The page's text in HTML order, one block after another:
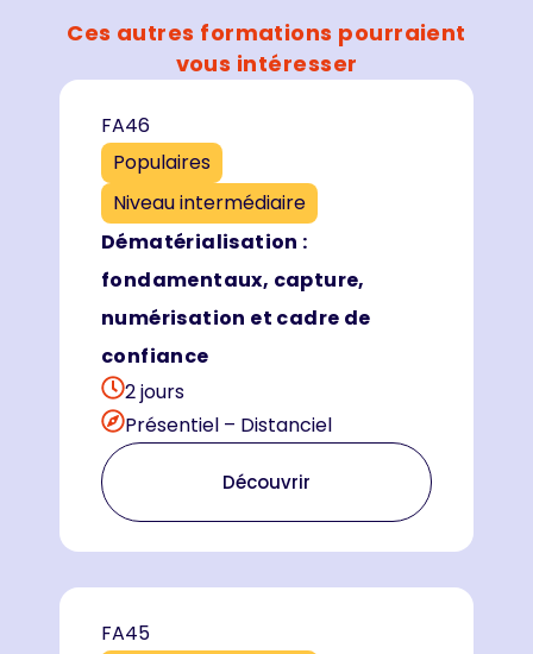
Ces autres formations pourraient
vous intéresser
FA46
Populaires
Niveau intermédiaire
Dématérialisation :
fondamentaux, capture,
numérisation et cadre de
confiance
2 jours
Présentiel – Distanciel
Découvrir
FA45